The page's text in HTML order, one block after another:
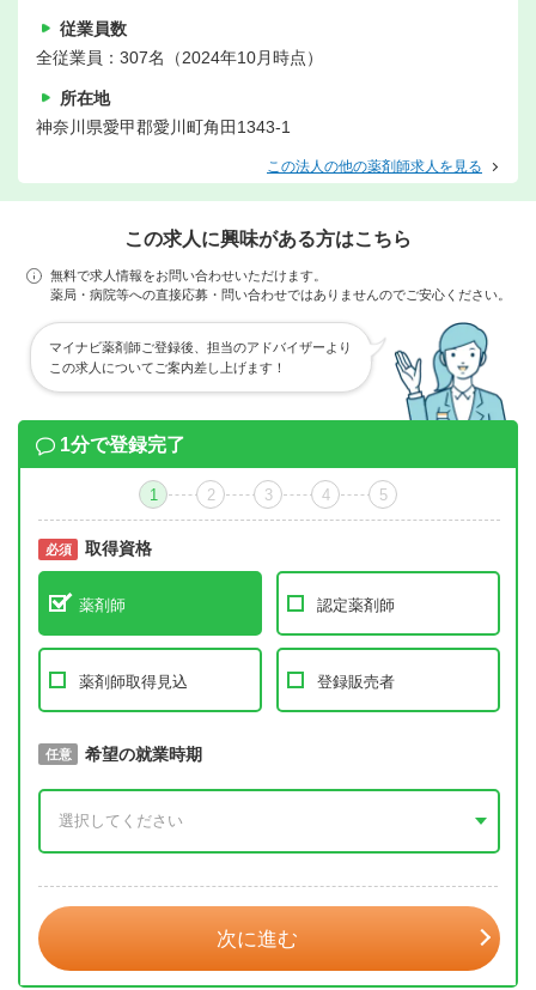
従業員数
全従業員：307名（2024年10月時点）
所在地
神奈川県愛甲郡愛川町角田1343-1
この法人の他の薬剤師求人を見る
この求人に興味がある方はこちら
無料で求人情報をお問い合わせいただけます。
薬局・病院等への直接応募・問い合わせではありませんのでご安心ください。
マイナビ薬剤師ご登録後、担当のアドバイザーより
この求人についてご案内差し上げます！
1分で登録完了
1 2 3 4 5
必須 取得資格
薬剤師 認定薬剤師
薬剤師取得見込 登録販売者
必須 取得予定年
任意 希望の就業時期
次に進む